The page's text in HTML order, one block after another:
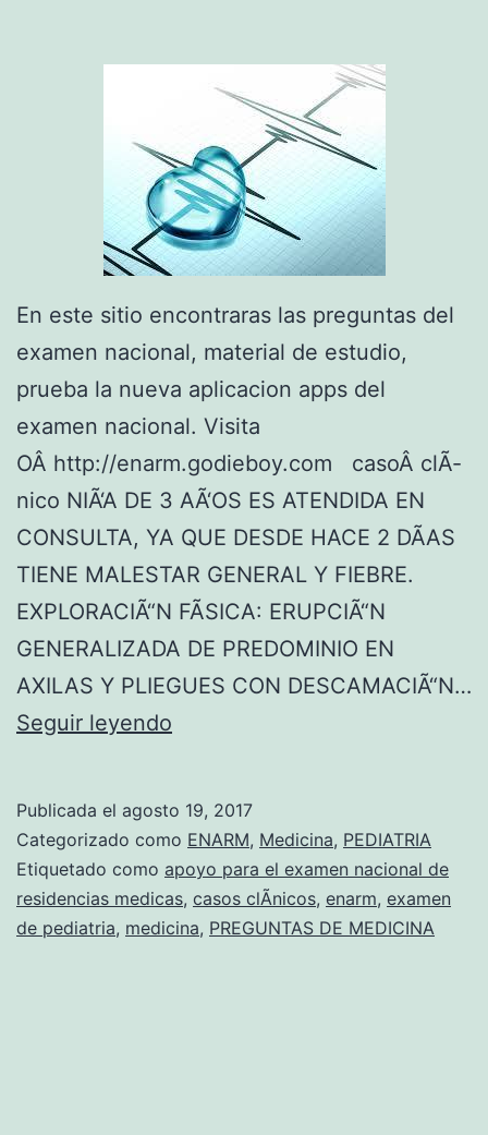
En este sitio encontraras las preguntas del
examen nacional, material de estudio,
prueba la nueva aplicacion apps del
examen nacional. Visita
OÂ http://enarm.godieboy.com casoÂ clÃ­
nico NIÃ‘A DE 3 AÃ‘OS ES ATENDIDA EN
CONSULTA, YA QUE DESDE HACE 2 DÃAS
TIENE MALESTAR GENERAL Y FIEBRE.
EXPLORACIÃ“N FÃSICA: ERUPCIÃ“N
GENERALIZADA DE PREDOMINIO EN
AXILAS Y PLIEGUES CON DESCAMACIÃ“N…
Seguir leyendo
O
C
L
I
Publicada el agosto 19, 2017
Categorizado como ENARM, Medicina, PEDIATRIA
Etiquetado como apoyo para el examen nacional de
residencias medicas, casos clÃ­nicos, enarm, examen
de pediatria, medicina, PREGUNTAS DE MEDICINA